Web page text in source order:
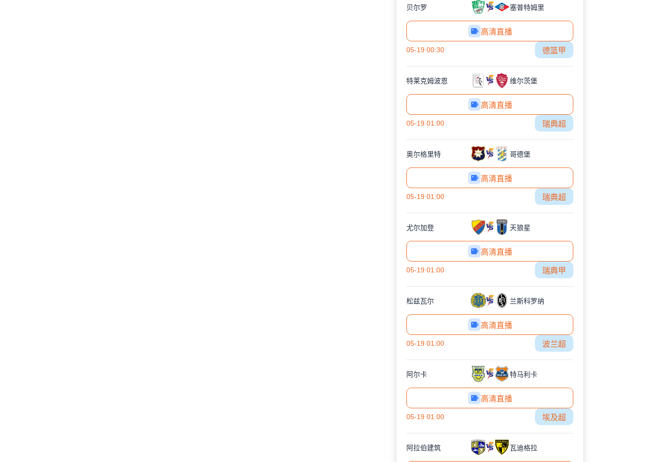
贝尔罗 塞普特姆里
高清直播
05-19 00:30 德篮甲
特莱克姆波恩 维尔茨堡
高清直播
05-19 01:00 瑞典超
奥尔格里特 哥德堡
高清直播
05-19 01:00 瑞典超
尤尔加登 天狼星
高清直播
05-19 01:00 瑞典甲
松兹瓦尔 兰斯科罗纳
高清直播
05-19 01:00 波兰超
阿尔卡 特马利卡
高清直播
05-19 01:00 埃及超
阿拉伯建筑 瓦迪格拉